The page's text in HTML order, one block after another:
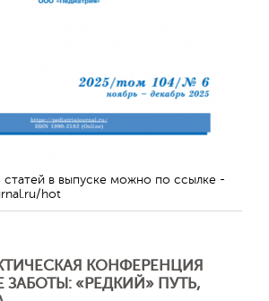
статей в выпуске можно по ссылке -
hot
КОНФЕРЕНЦИЯ
ЗАБОТЫ: «РЕДКИЙ» ПУТЬ,
Отправить